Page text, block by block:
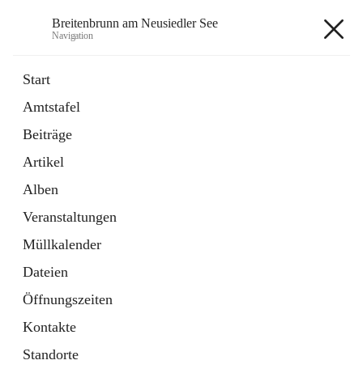
Breitenbrunn am Neusiedler See
Navigation
Start
Amtstafel
Beiträge
Artikel
Alben
Veranstaltungen
Müllkalender
Dateien
Öffnungszeiten
Kontakte
Standorte
18 Schnellzugriffe
Gemeindeservice